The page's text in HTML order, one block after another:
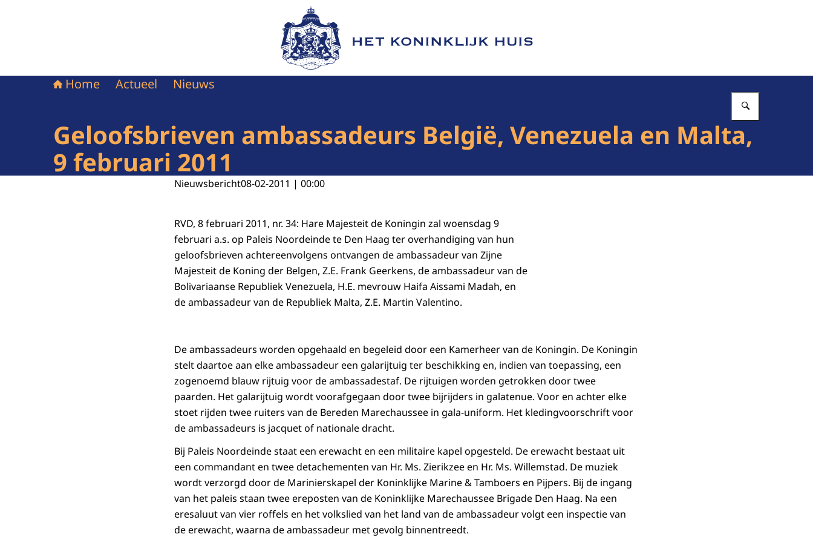
Naar de homepage van Het Koninklijk Huis
Home Actueel Nieuws
Geloofsbrieven ambassadeurs België, Venezuela en Malta,
9 februari 2011
Nieuwsbericht08-02-2011 | 00:00
RVD, 8 februari 2011, nr. 34: Hare Majesteit de Koningin zal woensdag 9
februari a.s. op Paleis Noordeinde te Den Haag ter overhandiging van hun
geloofsbrieven achtereenvolgens ontvangen de ambassadeur van Zijne
Majesteit de Koning der Belgen, Z.E. Frank Geerkens, de ambassadeur van de
Bolivariaanse Republiek Venezuela, H.E. mevrouw Haifa Aissami Madah, en
de ambassadeur van de Republiek Malta, Z.E. Martin Valentino.
De ambassadeurs worden opgehaald en begeleid door een Kamerheer van de Koningin. De Koningin
stelt daartoe aan elke ambassadeur een galarijtuig ter beschikking en, indien van toepassing, een
zogenoemd blauw rijtuig voor de ambassadestaf. De rijtuigen worden getrokken door twee
paarden. Het galarijtuig wordt voorafgegaan door twee bijrijders in galatenue. Voor en achter elke
stoet rijden twee ruiters van de Bereden Marechaussee in gala-uniform. Het kledingvoorschrift voor
de ambassadeurs is jacquet of nationale dracht.
Bij Paleis Noordeinde staat een erewacht en een militaire kapel opgesteld. De erewacht bestaat uit
een commandant en twee detachementen van Hr. Ms. Zierikzee en Hr. Ms. Willemstad. De muziek
wordt verzorgd door de Marinierskapel der Koninklijke Marine & Tamboers en Pijpers. Bij de ingang
van het paleis staan twee ereposten van de Koninklijke Marechaussee Brigade Den Haag. Na een
eresaluut van vier roffels en het volkslied van het land van de ambassadeur volgt een inspectie van
de erewacht, waarna de ambassadeur met gevolg binnentreedt.